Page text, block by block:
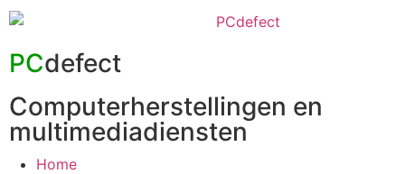
PCdefect
Computerherstellingen en
multimediadiensten
Home